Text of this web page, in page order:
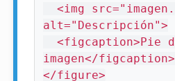
  <img src="imagen.jpg"
alt="Descripción">
  <figcaption>Pie de
imagen</figcaption>
</figure>